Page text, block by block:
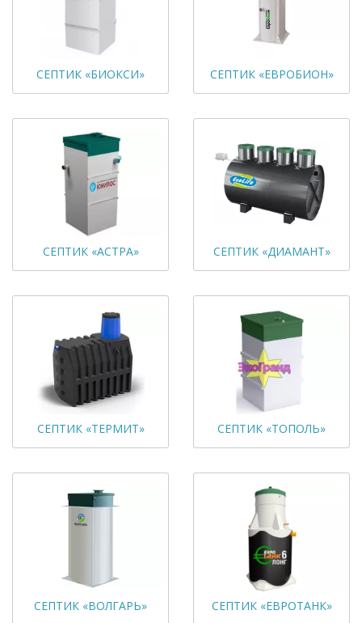
СЕПТИК «БИОКСИ» СЕПТИК «ЕВРОБИОН»
СЕПТИК «АСТРА» СЕПТИК «ДИАМАНТ»
СЕПТИК «ТЕРМИТ» СЕПТИК «ТОПОЛЬ»
СЕПТИК «ВОЛГАРЬ» СЕПТИК «ЕВРОТАНК»